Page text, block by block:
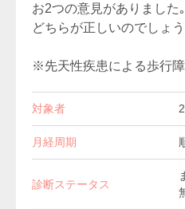
お2つの意見がありました｡
どちらが正しいのでしょ
※先天性疾患による歩行障
対象者
月経周期
診断ステータス